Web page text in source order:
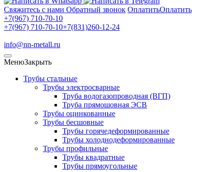
Свяжитесь с нами Обратный звонок ОплатитьОплатить
+7(967) 710-70-10
+7(967) 710-70-10+7(831)260-12-24
info@nn-metall.ru
МенюЗакрыть
Трубы стальные
Трубы электросварные
Труба водогазопроводная (ВГП)
Труба прямошовная ЭСВ
Трубы оцинкованные
Трубы бесшовные
Трубы горячедеформированные
Трубы холоднодеформированные
Трубы профильные
Трубы квадратные
Трубы прямоугольные